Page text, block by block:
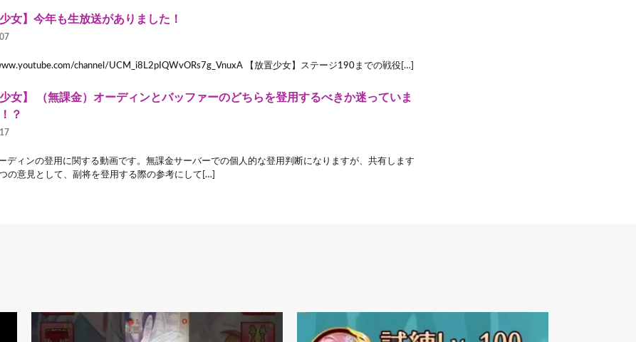
少女】今年も生放送がありました！
channel/UCM_i8L2pIQWvORs7g_VnuxA 【放置少女】ステージ190までの戦役[…]
少女】 （無課金）オーディンとバッファーのどちらを登用するべきか迷っていま
？
ディンの登用に関する動画です。無課金サーバーでの個人的な登用判断になりますが、共有します
の意見として、副将を登用する際の参考にして[…]